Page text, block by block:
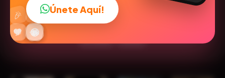
@missdeniselima
18stickers 🎤Cantantes
😎
😂
🔥
💬
❤️ ✨
🤩
😜
🎉 👍 Únete Aquí!